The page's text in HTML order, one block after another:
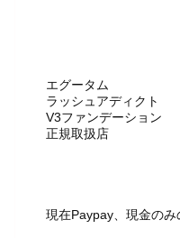
エグータム
ラッシュアディクト
V3ファンデーション
正規取扱店
現在Paypay、現金の